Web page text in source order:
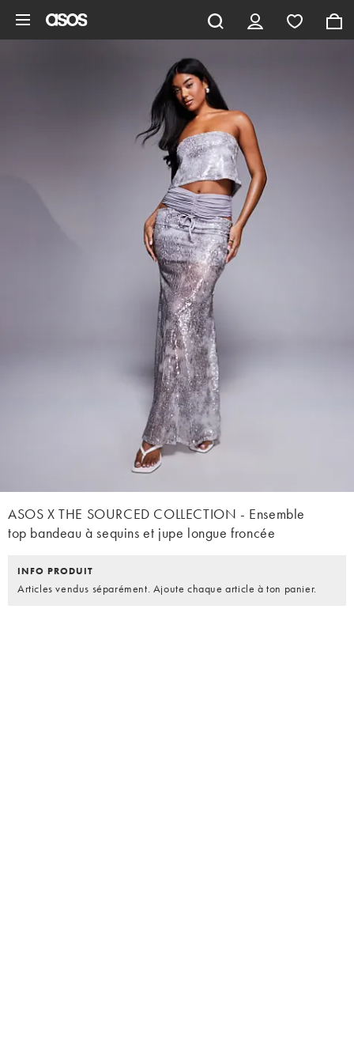
ASOS X THE SOURCED COLLECTION - Ensemble
top bandeau à sequins et jupe longue froncée
INFO PRODUIT
Articles vendus séparément. Ajoute chaque article à ton panier.